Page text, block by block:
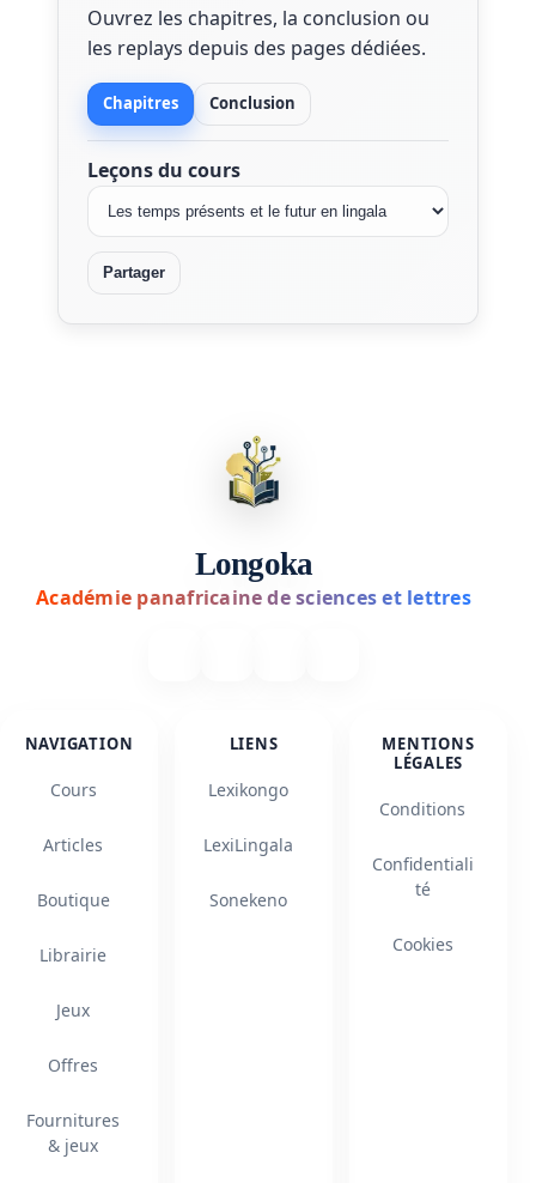
Ouvrez les chapitres, la conclusion ou
les replays depuis des pages dédiées.
Chapitres Conclusion
Leçons du cours
Partager
Longoka
Académie panafricaine de sciences et lettres
NAVIGATION
Cours
Articles
Boutique
Librairie
Jeux
Offres
Fournitures
& jeux
LIENS
Lexikongo
LexiLingala
Sonekeno
MENTIONS
LÉGALES
Conditions
Confidentiali
té
Cookies